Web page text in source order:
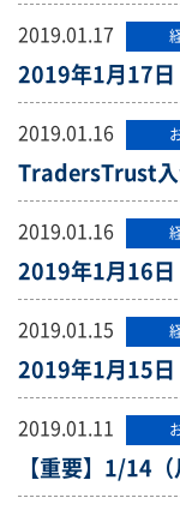
2019.01.17
2019年1月17日
2019.01.16
TradersTrust入
2019.01.16
2019年1月16日
2019.01.15
2019年1月15日
2019.01.11
【重要】1/14